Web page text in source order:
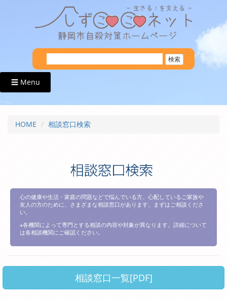
☰ Menu
HOME 相談窓口検索
心の健康や生活・家庭の問題などで悩んでいる方、心配しているご家族や
友人の方のために、さまざまな相談窓口があります。まずはご相談くださ
い。
※各機関によって専門とする相談の内容や対象が異なります。詳細について
は各相談機関にご確認ください。
相談窓口一覧[PDF]